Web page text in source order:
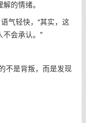
的情绪。
气轻快，“其实，这
不会承认。”
不是背叛，而是发现